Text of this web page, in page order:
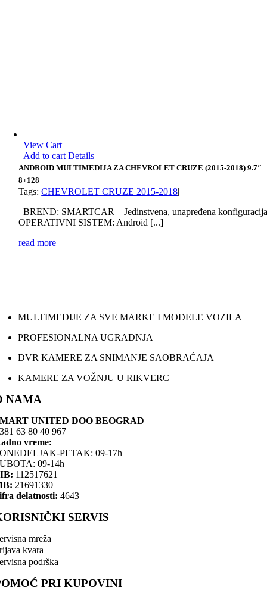
View Cart
Add to cart Details
ANDROID MULTIMEDIJA ZA CHEVROLET CRUZE (2015-2018) 9.7″
8+128
Tags:CHEVROLET CRUZE 2015-2018|
BREND: SMARTCAR – Jedinstvena, unapređena
OPERATIVNI SISTEM: Android [...]
read more
MULTIMEDIJE ZA SVE MARKE I MODELE VOZILA
PROFESIONALNA UGRADNJA
DVR KAMERE ZA SNIMANJE SAOBRAĆAJA
KAMERE ZA VOŽNJU U RIKVERC
NAMA
UNITED DOO BEOGRAD
63 80 40 967
vreme:
PETAK: 09-17h
09-14h
112517621
21691330
delatnosti: 4643
SERVIS
mreža
kvara
podrška
PRI KUPOVINI